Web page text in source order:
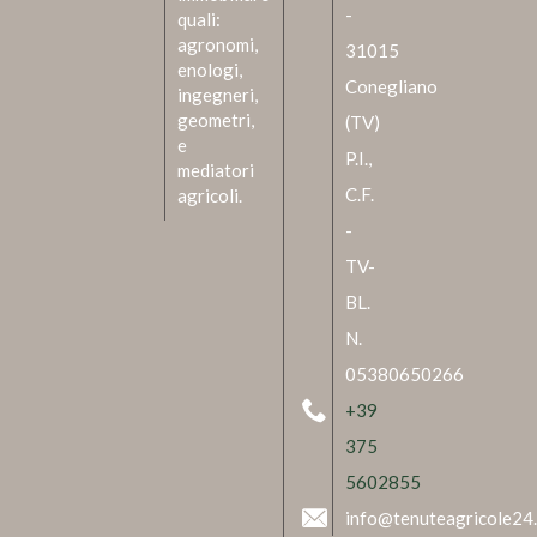
quali:
agronomi,
enologi,
ingegneri,
geometri,
e
mediatori
agricoli.
-
31015
Conegliano
(TV)
P.I.,
C.F.
-
TV-
BL.
N.
05380650266
+39
375
5602855